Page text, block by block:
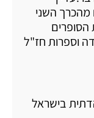
מהכרך השני
וספרות חז"ל
בישראל